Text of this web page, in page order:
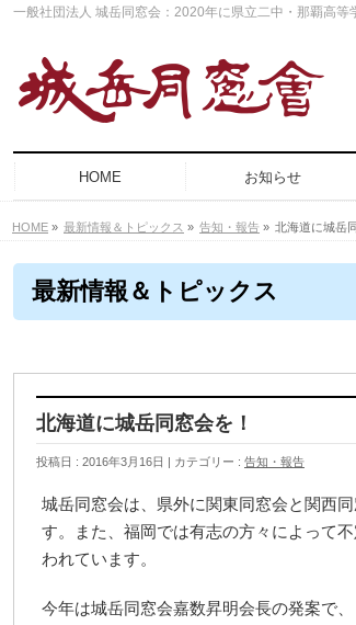
一般社団法人 城岳同窓会：2020年に県立二中・那覇高等
HOME お知らせ
HOME » 最新情報＆トピックス » 告知・報告 » 北海道に城岳
最新情報＆トピックス
北海道に城岳同窓会を！
投稿日 : 2016年3月16日 カテゴリー : 告知・報告
城岳同窓会は、県外に関東同窓会と関西
す。また、福岡では有志の方々によって
われています。
今年は城岳同窓会嘉数昇明会長の発案で